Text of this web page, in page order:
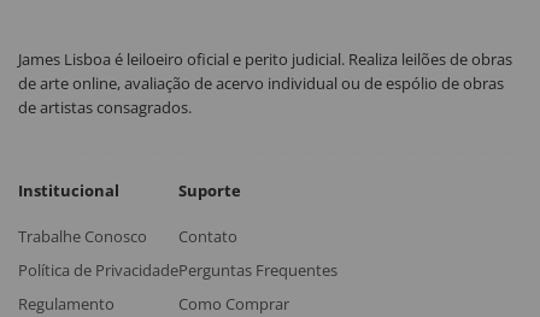
James Lisboa é leiloeiro oficial e perito judicial. Realiza leilões de obras
de arte online, avaliação de acervo individual ou de espólio de obras
de artistas consagrados.
Institucional
Trabalhe Conosco
Política de Privacidade
Regulamento
Suporte
Contato
Perguntas Frequentes
Como Comprar